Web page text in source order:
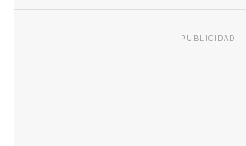
PUBLICIDAD